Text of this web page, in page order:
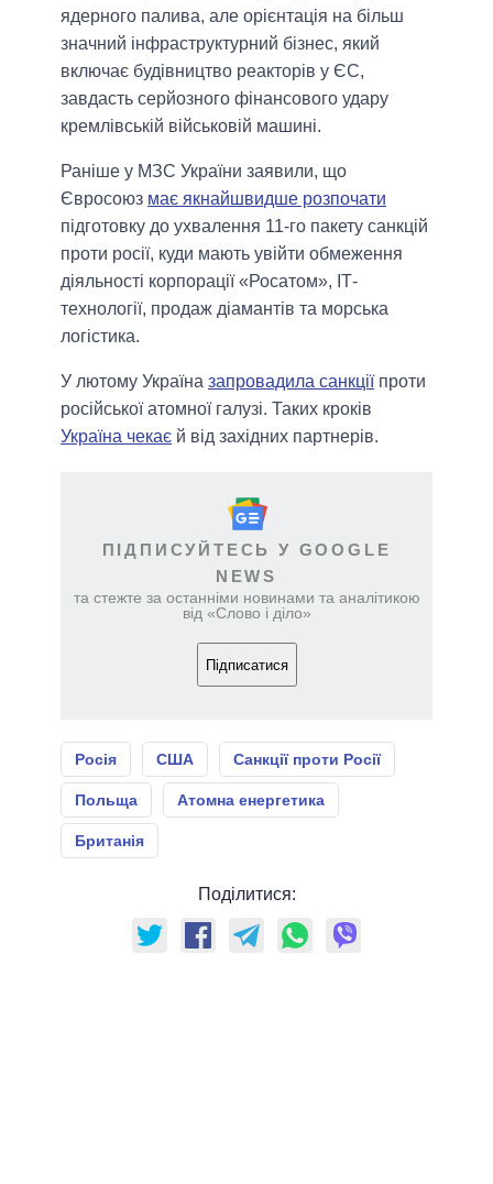
ядерного палива, але орієнтація на більш
значний інфраструктурний бізнес, який
включає будівництво реакторів у ЄС,
завдасть серйозного фінансового удару
кремлівській військовій машині.
Раніше у МЗС України заявили, що
Євросоюз має якнайшвидше розпочати
підготовку до ухвалення 11-го пакету санкцій
проти росії, куди мають увійти обмеження
діяльності корпорації «Росатом», ІТ-
технології, продаж діамантів та морська
логістика.
У лютому Україна запровадила санкціїпроти
російської атомної галузі. Таких кроків
Україна чекає й від західних партнерів.
ПІДПИСУЙТЕСЬ У GOOGLE
NEWS
та стежте за останніми новинами та аналітикою
від «Слово і діло»
Підписатися
Росія США Санкції проти Росії
Польща Атомна енергетика
Британія
Поділитися: